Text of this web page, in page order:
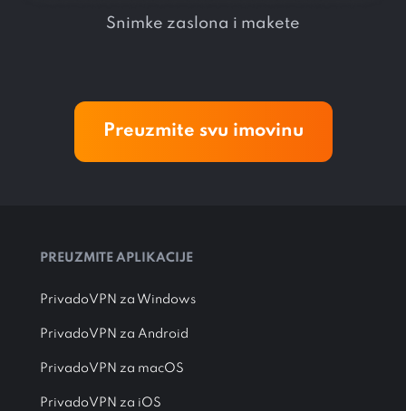
Snimke zaslona i makete
Preuzmite svu imovinu
PREUZMITE APLIKACIJE
PrivadoVPN za Windows
PrivadoVPN za Android
PrivadoVPN za macOS
PrivadoVPN za iOS